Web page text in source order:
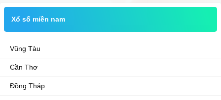
Xổ số miền nam
Vũng Tàu
Cần Thơ
Đồng Tháp